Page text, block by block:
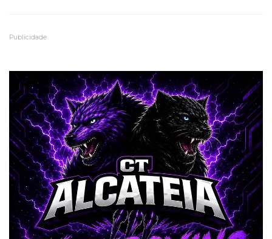
Publicidade